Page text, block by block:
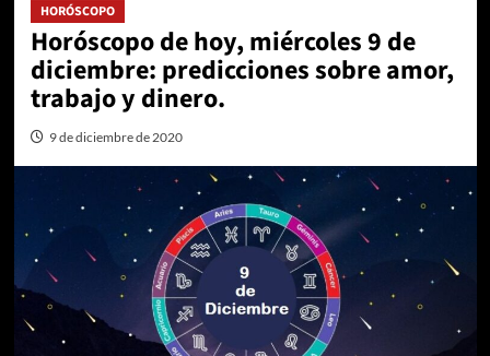
HORÓSCOPO
Horóscopo de hoy, miércoles 9 de
diciembre: predicciones sobre amor,
trabajo y dinero.
9 de diciembre de 2020